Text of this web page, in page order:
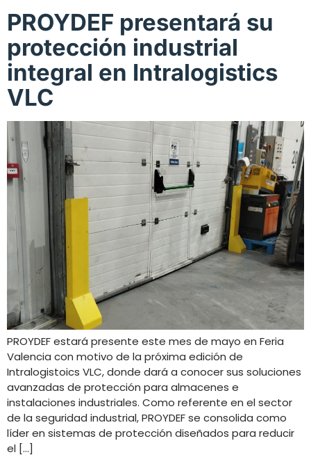
PROYDEF presentará su
protección industrial
integral en Intralogistics
VLC
PROYDEF estará presente este mes de mayo en Feria
Valencia con motivo de la próxima edición de
Intralogistoics VLC, donde dará a conocer sus soluciones
avanzadas de protección para almacenes e
instalaciones industriales. Como referente en el sector
de la seguridad industrial, PROYDEF se consolida como
líder en sistemas de protección diseñados para reducir
el […]